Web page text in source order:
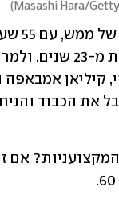
)